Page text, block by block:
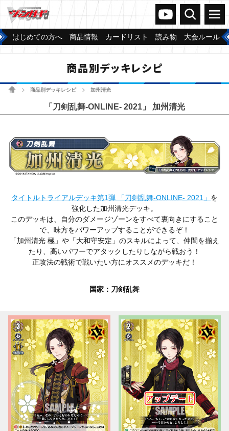
ヴァンガードch
検索 メニュー
はじめての方へ 商品情報 カードリスト 読み物 大会ルール
商品別デッキレシピ
ホーム商品別デッキレシピ 加州清光
「刀剣乱舞-ONLINE- 2021」 加州清光
タイトルトライアルデッキ第1弾 「刀剣乱舞-ONLINE- 2021」 を
強化した加州清光デッキ。
このデッキは、自分のダメージゾーンをすべて裏向きにすること
で、味方をパワーアップすることができるぞ！
「加州清光 極」や「大和守安定」のスキルによって、仲間を揃え
たり、高いパワーでアタックしたりしながら戦おう！
正攻法の戦術で戦いたい方にオススメのデッキだ！
国家：刀剣乱舞